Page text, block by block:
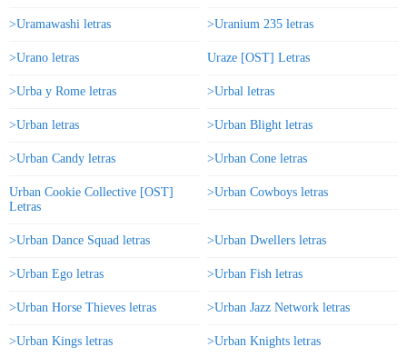
>Uramawashi letras >Uranium 235 letras
>Urano letras Uraze [OST] Letras
>Urba y Rome letras >Urbal letras
>Urban letras >Urban Blight letras
>Urban Candy letras >Urban Cone letras
Urban Cookie Collective [OST]
Letras
>Urban Cowboys letras
>Urban Dance Squad letras >Urban Dwellers letras
>Urban Ego letras >Urban Fish letras
>Urban Horse Thieves letras >Urban Jazz Network letras
>Urban Kings letras >Urban Knights letras